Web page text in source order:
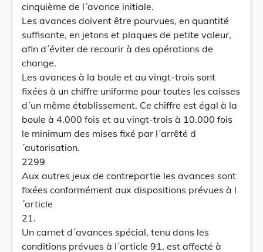
cinquième de l´avance initiale.
Les avances doivent être pourvues, en quantité
suffisante, en jetons et plaques de petite valeur,
afin d´éviter de recourir à des opérations de
change.
Les avances à la boule et au vingt-trois sont
fixées à un chiffre uniforme pour toutes les caisses
d´un même établissement. Ce chiffre est égal à la
boule à 4.000 fois et au vingt-trois à 10.000 fois
le minimum des mises fixé par l´arrêté d
´autorisation.
2299
Aux autres jeux de contrepartie les avances sont
fixées conformément aux dispositions prévues à l
´article
21.
Un carnet d´avances spécial, tenu dans les
conditions prévues à l´article 91, est affecté à